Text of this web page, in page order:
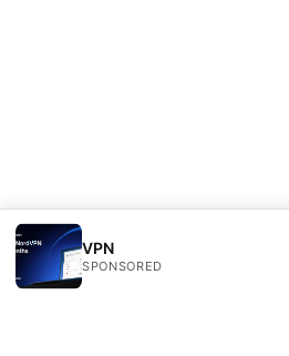
VPN
SPONSORED